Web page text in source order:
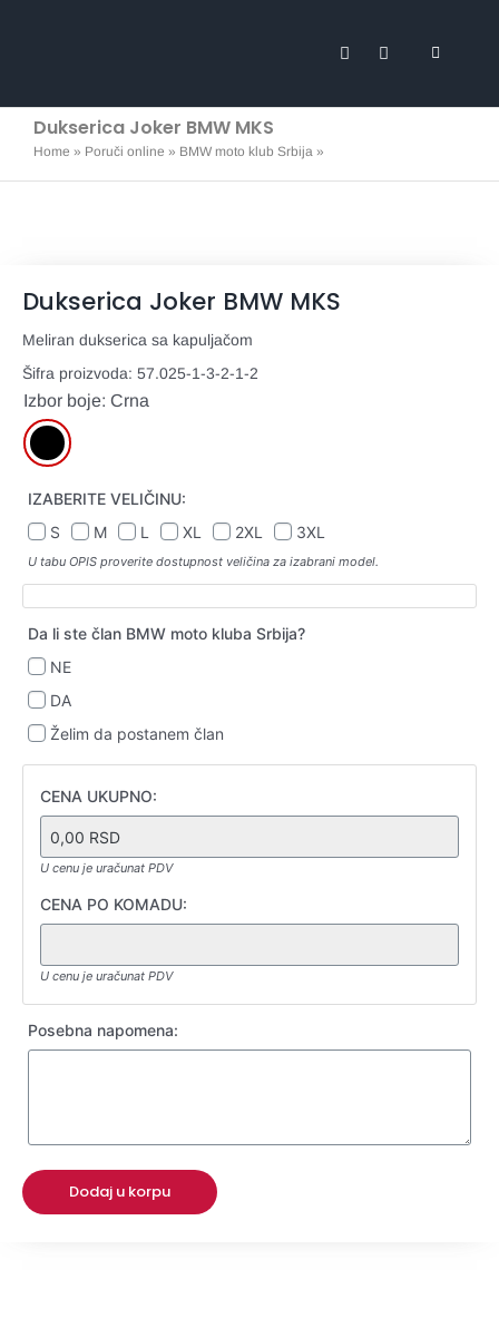
Toggle
Dukserica Joker BMW MKS
Home » Poruči online » BMW moto klub Srbija »
Dukserica Joker BMW MKS
Meliran dukserica sa kapuljačom
Šifra proizvoda: 57.025-1-3-2-1-2
Izbor boje: Crna
IZABERITE VELIČINU:
S
M L XL 2XL 3XL
U tabu OPIS proverite dostupnost veličina za izabrani model.
Duks
Joker
Da li ste član BMW moto kluba Srbija?
NE
DA
Želim da postanem član
Otvranje
radnog
naloga
DTF
Aplikacija
10x15cm
DTF
Aplikacija
20x30cm
CENA UKUPNO:
U cenu je uračunat PDV
CENA PO KOMADU:
U cenu je uračunat PDV
Posebna napomena:
Dodaj u korpu